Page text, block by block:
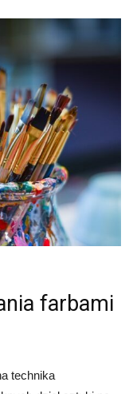
farbami
technika